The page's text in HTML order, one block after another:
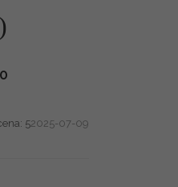
52025-07-09